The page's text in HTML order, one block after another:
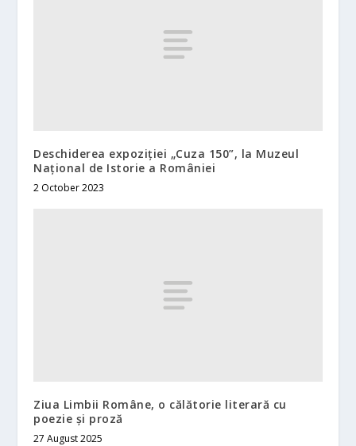
Deschiderea expoziției „Cuza 150”, la Muzeul
Național de Istorie a României
2 October 2023
Ziua Limbii Române, o călătorie literară cu
poezie și proză
27 August 2025